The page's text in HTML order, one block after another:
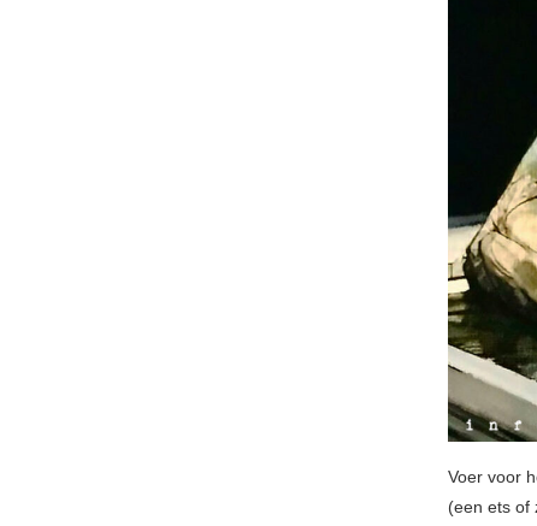
Voer voor
(een ets of